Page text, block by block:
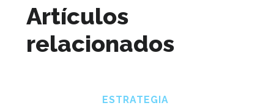
Artículos
relacionados
ESTRATEGIA